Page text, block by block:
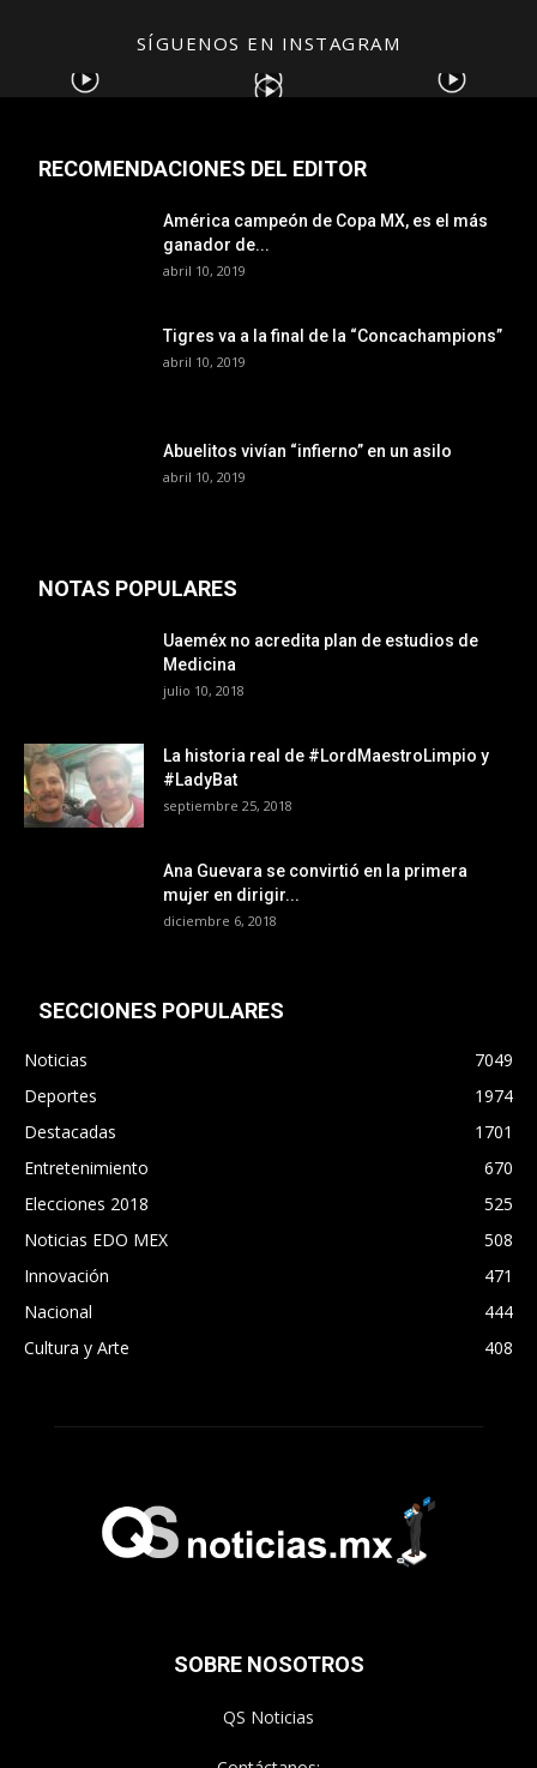
SÍGUENOS EN INSTAGRAM
RECOMENDACIONES DEL EDITOR
América campeón de Copa MX, es el más
ganador de...
abril 10, 2019
Tigres va a la final de la “Concachampions”
abril 10, 2019
Abuelitos vivían “infierno” en un asilo
abril 10, 2019
NOTAS POPULARES
Uaeméx no acredita plan de estudios de
Medicina
julio 10, 2018
La historia real de #LordMaestroLimpio y
#LadyBat
septiembre 25, 2018
Ana Guevara se convirtió en la primera
mujer en dirigir...
diciembre 6, 2018
SECCIONES POPULARES
Noticias
7049
Deportes
1974
Destacadas
1701
Entretenimiento
670
Elecciones 2018
525
Noticias EDO MEX
508
Innovación
471
Nacional
444
Cultura y Arte
408
SOBRE NOSOTROS
QS Noticias